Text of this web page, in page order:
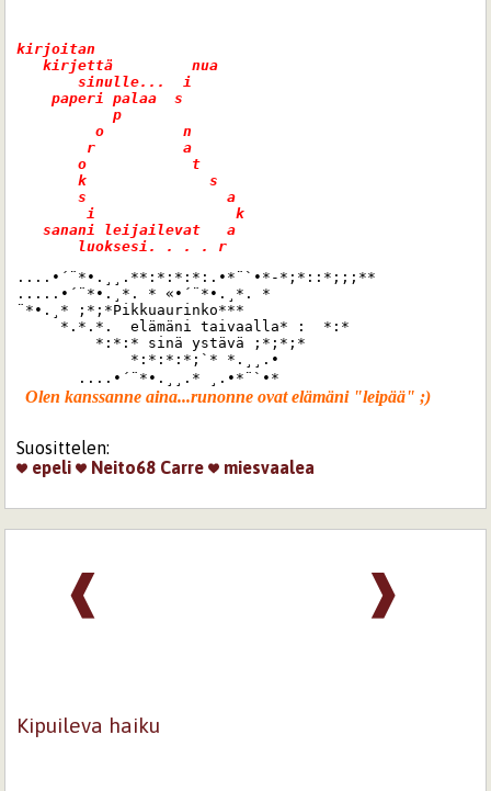
kirjoitan
   kirjettä         nua
       sinulle...  i
    paperi palaa  s
           p
         o         n
       o            t
       k              s
       s                a
   sanani leijailevat   a
....•´¨*•.¸¸.**:*:*:*:.•*¨`•*-*;*::*;;;**
.....•´¨*•.¸*. * «•´¨*•.¸*. *
¨*•.¸* ;*;*Pikkuaurinko***
       ....•´¨*•.¸¸.* ¸.•*¨`•*
Suosittelen:
epeli
Neito68 Carre miesvaalea
❱
❰
Kipuileva haiku